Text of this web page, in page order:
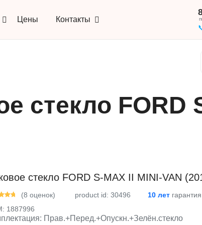
Цены Контакты
стекло FORD
стекло FORD S-MAX II MINI-VAN
(8 оценок) product id: 30496 10 лет
1887996
Прав.+Перед.+Опускн.+Зелён.стекло